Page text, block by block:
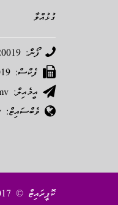
ގުޅުއްވާ
ފޯން: 6820019
ފެކްސް: 6820019
އީމެއިލް: info@kondey.gov.mv
ވެބްސައިޓް: www.kondey.gov.mv
ކޮޕީރައިޓް © 2017، ހުވަދުއަތޮޅު އުތުރުބުރީ ކޮނޑޭ ކައުންސިލް